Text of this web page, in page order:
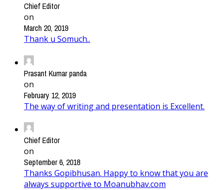
Chief Editor
on
March 20, 2019
Thank u Somuch..
Prasant Kumar panda
on
February 12, 2019
The way of writing and presentation is Excellent.
Chief Editor
on
September 6, 2018
Thanks Gopibhusan. Happy to know that you are
always supportive to Moanubhav.com